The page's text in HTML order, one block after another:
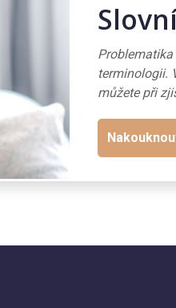
terminologii.
můžete při